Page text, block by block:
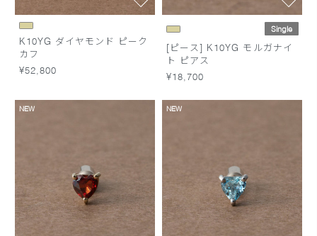
K10YG ダイヤモンド ピーク
カフ
¥52,800
Single
[ピース] K10YG モルガナイ
ト ピアス
¥18,700
NEW NEW